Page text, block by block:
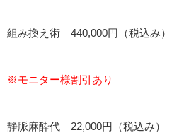
組み換え術 440,000円（税込み）
※モニター様割引あり
静脈麻酔代 22,000円（税込み）